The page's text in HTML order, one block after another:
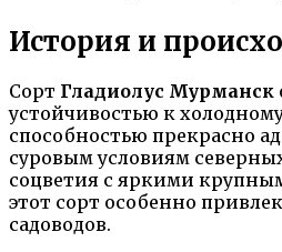
История и
Сорт Гладиолус Мурманск
устойчивостью к
способностью прекрасно
суровым условиям
соцветия с яркими
этот сорт особенно
садоводов.